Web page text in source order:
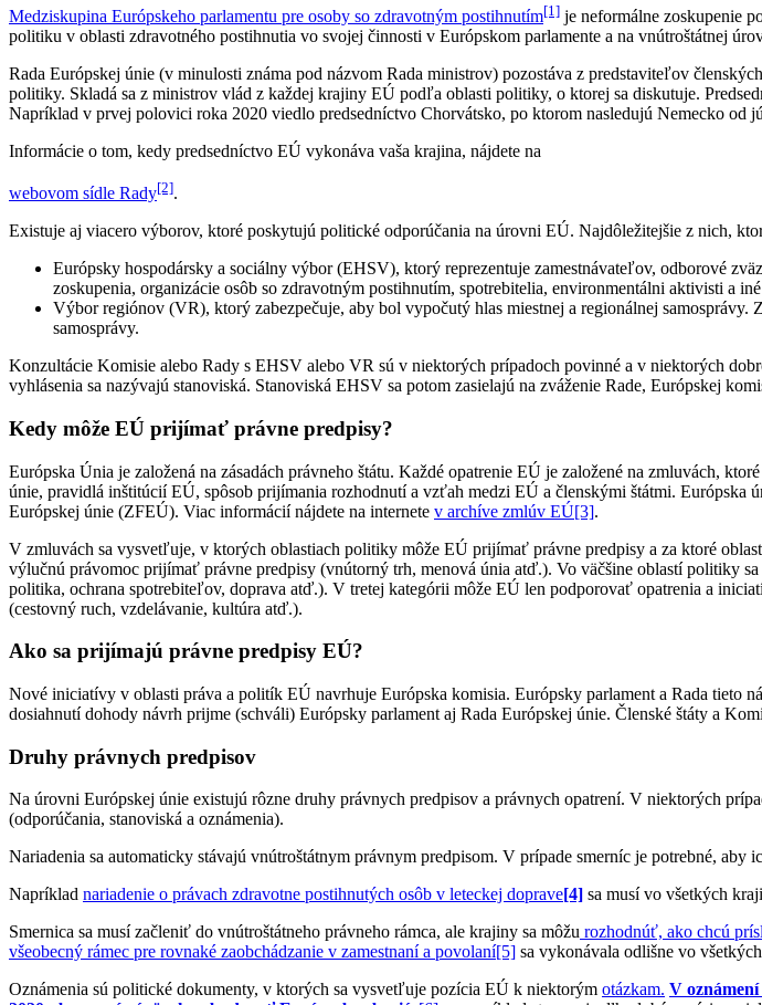
Medziskupina Európskeho parlamentu pre osoby so zdravotným postihnutím[1] je neformálne zoskupenie
politiku v oblasti zdravotného postihnutia vo svojej činnosti v Európskom parlamente a na vnútroštátnej
Rada Európskej únie (v minulosti známa pod názvom Rada ministrov) pozostáva z predstaviteľov
politiky. Skladá sa z ministrov vlád z každej krajiny EÚ podľa oblasti politiky, o ktorej sa diskutuje.
Napríklad v prvej polovici roka 2020 viedlo predsedníctvo Chorvátsko, po ktorom nasledujú Nemecko od
Informácie o tom, kedy predsedníctvo EÚ vykonáva vaša krajina, nájdete na
webovom sídle Rady[2].
Existuje aj viacero výborov, ktoré poskytujú politické odporúčania na úrovni EÚ. Najdôležitejšie z nich,
Európsky hospodársky a sociálny výbor (EHSV), ktorý reprezentuje zamestnávateľov, odborové
zoskupenia, organizácie osôb so zdravotným postihnutím, spotrebitelia, environmentálni aktivisti a
Výbor regiónov (VR), ktorý zabezpečuje, aby bol vypočutý hlas miestnej a regionálnej
samosprávy.
Konzultácie Komisie alebo Rady s EHSV alebo VR sú v niektorých prípadoch povinné a v niektorých
vyhlásenia sa nazývajú stanoviská. Stanoviská EHSV sa potom zasielajú na zváženie Rade, Európskej
Kedy môže EÚ prijímať právne predpisy?
Európska Únia je založená na zásadách právneho štátu. Každé opatrenie EÚ je založené na zmluvách,
únie, pravidlá inštitúcií EÚ, spôsob prijímania rozhodnutí a vzťah medzi EÚ a členskými štátmi.
Európskej únie (ZFEÚ). Viac informácií nájdete na internete v archíve zmlúv EÚ[3].
V zmluvách sa vysvetľuje, v ktorých oblastiach politiky môže EÚ prijímať právne predpisy a za ktoré
výlučnú právomoc prijímať právne predpisy (vnútorný trh, menová únia atď.). Vo väčšine oblastí politiky
politika, ochrana spotrebiteľov, doprava atď.). V tretej kategórii môže EÚ len podporovať opatrenia a
(cestovný ruch, vzdelávanie, kultúra atď.).
Ako sa prijímajú právne predpisy EÚ?
Nové iniciatívy v oblasti práva a politík EÚ navrhuje Európska komisia. Európsky parlament a Rada tieto
dosiahnutí dohody návrh prijme (schváli) Európsky parlament aj Rada Európskej únie. Členské štáty a
Druhy právnych predpisov
Na úrovni Európskej únie existujú rôzne druhy právnych predpisov a právnych opatrení. V niektorých
(odporúčania, stanoviská a oznámenia).
Nariadenia sa automaticky stávajú vnútroštátnym právnym predpisom. V prípade smerníc je potrebné, aby
Napríklad nariadenie o právach zdravotne postihnutých osôb v leteckej doprave[4] sa musí vo všetkých
Smernica sa musí začleniť do vnútroštátneho právneho rámca, ale krajiny sa môžu rozhodnúť, ako chcú
všeobecný rámec pre rovnaké zaobchádzanie v zamestnaní a povolaní[5] sa vykonávala odlišne vo
Oznámenia sú politické dokumenty, v ktorých sa vysvetľuje pozícia EÚ k niektorým otázkam. V